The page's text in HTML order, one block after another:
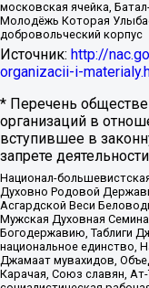
московская ячейка,
Молодёжь Которая
добровольческий корпус
Источник: http://
organizacii-i-
* Перечень
организаций в
вступившее в
запрете
Национал-
Духовно Родовой
Асгардской Веси
Мужская Духовная
Богодержавию, Таблиги
национальное единство,
Джамаат мувахидов,
Карачая, Союз славян,